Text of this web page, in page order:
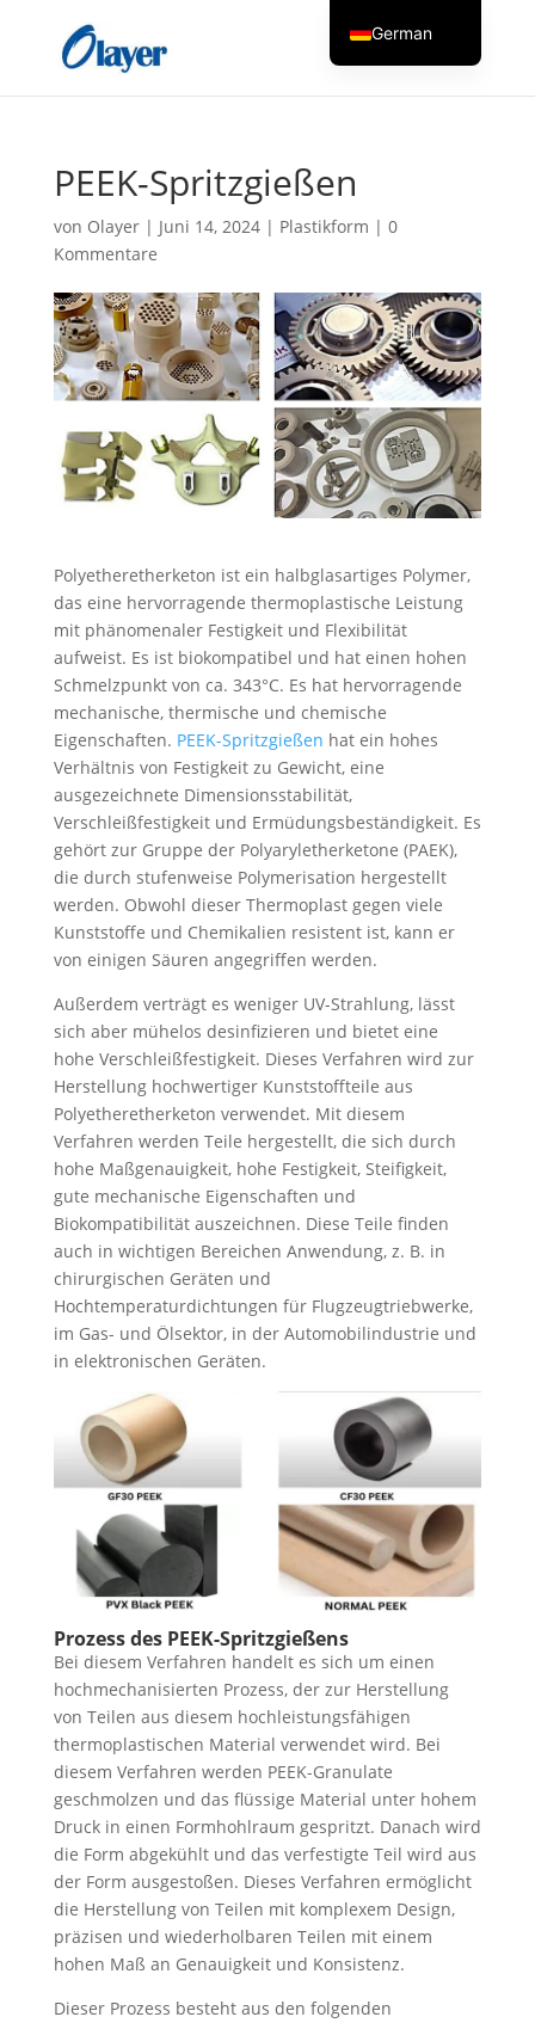
PEEK-Spritzgießen
von Olayer| Juni 14, 2024| Plastikform | 0
Kommentare
Polyetheretherketon ist ein halbglasartiges Polymer,
das eine hervorragende thermoplastische Leistung
mit phänomenaler Festigkeit und Flexibilität
aufweist. Es ist biokompatibel und hat einen hohen
Schmelzpunkt von ca. 343°C. Es hat hervorragende
mechanische, thermische und chemische
Eigenschaften. PEEK-Spritzgießen hat ein hohes
Verhältnis von Festigkeit zu Gewicht, eine
ausgezeichnete Dimensionsstabilität,
Verschleißfestigkeit und Ermüdungsbeständigkeit. Es
gehört zur Gruppe der Polyaryletherketone (PAEK),
die durch stufenweise Polymerisation hergestellt
werden. Obwohl dieser Thermoplast gegen viele
Kunststoffe und Chemikalien resistent ist, kann er
von einigen Säuren angegriffen werden.
Außerdem verträgt es weniger UV-Strahlung, lässt
sich aber mühelos desinfizieren und bietet eine
hohe Verschleißfestigkeit. Dieses Verfahren wird zur
Herstellung hochwertiger Kunststoffteile aus
Polyetheretherketon verwendet. Mit diesem
Verfahren werden Teile hergestellt, die sich durch
hohe Maßgenauigkeit, hohe Festigkeit, Steifigkeit,
gute mechanische Eigenschaften und
Biokompatibilität auszeichnen. Diese Teile finden
auch in wichtigen Bereichen Anwendung, z. B. in
chirurgischen Geräten und
Hochtemperaturdichtungen für Flugzeugtriebwerke,
im Gas- und Ölsektor, in der Automobilindustrie und
in elektronischen Geräten.
Prozess des PEEK-Spritzgießens
Bei diesem Verfahren handelt es sich um einen
hochmechanisierten Prozess, der zur Herstellung
von Teilen aus diesem hochleistungsfähigen
thermoplastischen Material verwendet wird. Bei
diesem Verfahren werden PEEK-Granulate
geschmolzen und das flüssige Material unter hohem
Druck in einen Formhohlraum gespritzt. Danach wird
die Form abgekühlt und das verfestigte Teil wird aus
der Form ausgestoßen. Dieses Verfahren ermöglicht
die Herstellung von Teilen mit komplexem Design,
präzisen und wiederholbaren Teilen mit einem
hohen Maß an Genauigkeit und Konsistenz.
Dieser Prozess besteht aus den folgenden
German
English
Spanish
Finnish
French
Hungarian
Dutch
Turkish
Russian
Portuguese